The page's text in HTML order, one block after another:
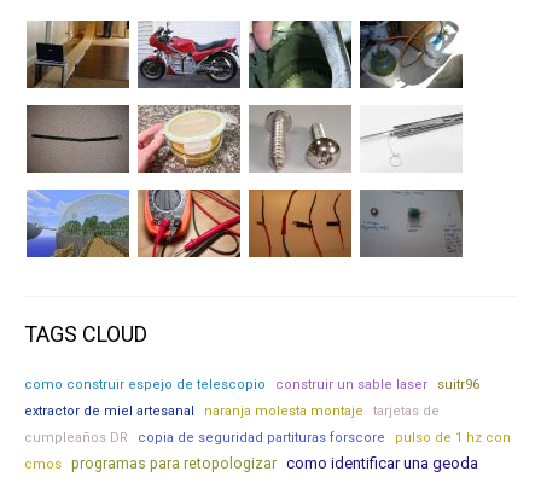
TAGS CLOUD
como construir espejo de telescopio construir un sable laser
suitr96
extractor de miel artesanal
naranja molesta montaje
tarjetas de
cumpleaños DR
copia de seguridad partituras forscore
pulso de 1 hz con
cmos
programas para retopologizar como identificar una geoda